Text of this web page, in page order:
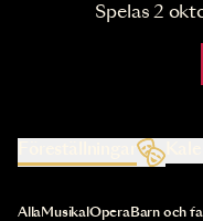
Spelas 2
Val av kategori uppdaterar
AllaMusikal OperaBarn och